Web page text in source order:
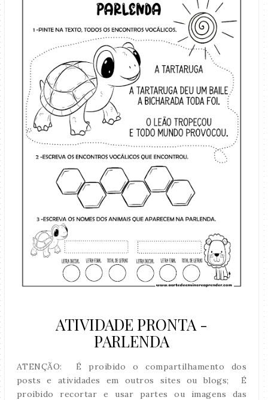
ATIVIDADE PRONTA -
PARLENDA
ATENÇÃO: É proibido o compartilhamento dos
posts e atividades em outros sites ou blogs; É
proibido recortar e usar partes ou imagens das